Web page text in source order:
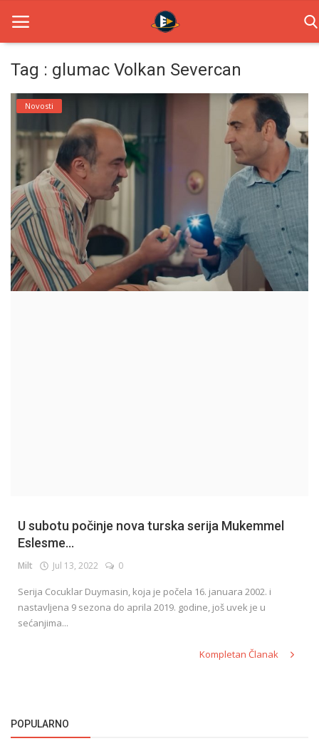
Home
Novosti
TV Serije
Filmovi
Glumci
Contact
Login
Tag : glumac Volkan Severcan
Novosti
U subotu počinje nova turska serija Mukemmel
Eslesme...
Milt Jul 13, 2022 0
Serija Cocuklar Duymasin, koja je počela 16. januara 2002. i
nastavljena 9 sezona do aprila 2019. godine, još uvek je u
sećanjima...
Kompletan Članak
POPULARNO